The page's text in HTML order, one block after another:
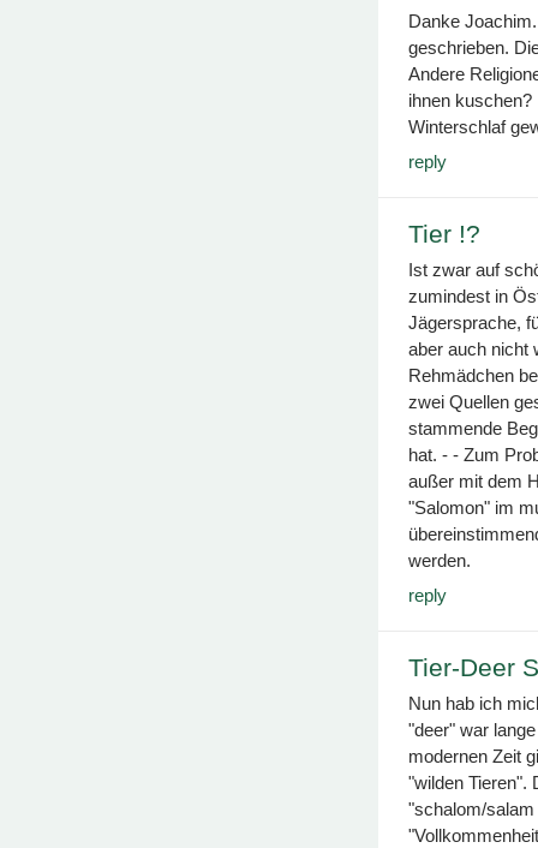
Danke
geschrieben.
Andere
ihnen
Winterschlaf
reply
Tier !?
Ist zwar auf
zumindest in
Jägersprache,
aber auch nicht
Rehmädchen
zwei Quellen
stammende
hat. - - Zum
außer mit dem
"Salomon" im
werden.
reply
Tier-Deer
Nun hab ich
"deer" war
modernen Zeit
"wilden Tieren".
"schalom/